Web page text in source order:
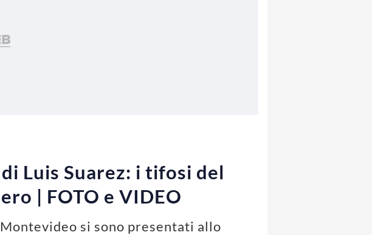
Luis Suarez: i tifosi del
| FOTO e VIDEO
si sono presentati allo